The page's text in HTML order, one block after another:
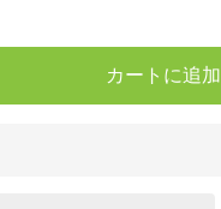
カートに追加